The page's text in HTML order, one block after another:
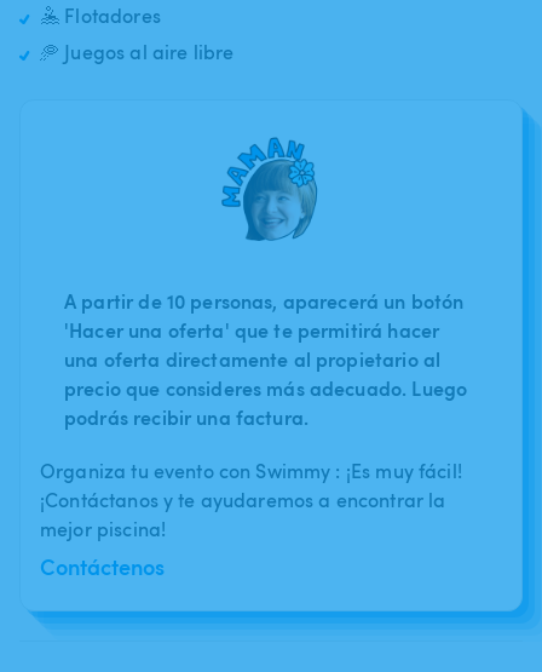
🤽 Flotadores
🥏 Juegos al aire libre
A partir de 10 personas, aparecerá un botón
'Hacer una oferta' que te permitirá hacer
una oferta directamente al propietario al
precio que consideres más adecuado. Luego
podrás recibir una factura.
Organiza tu evento con Swimmy : ¡Es muy fácil!
¡Contáctanos y te ayudaremos a encontrar la
mejor piscina!
Contáctenos